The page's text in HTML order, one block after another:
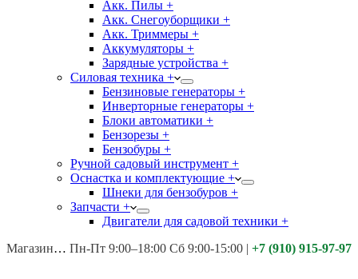
Акк. Пилы +
Акк. Снегоуборщики +
Акк. Триммеры +
Аккумуляторы +
Зарядные устройства +
Силовая техника +
Бензиновые генераторы +
Инверторные генераторы +
Блоки автоматики +
Бензорезы +
Бензобуры +
Ручной садовый инструмент +
Оснастка и комплектующие +
Шнеки для бензобуров +
Запчасти +
Двигатели для садовой техники +
Магазины: Калуга ул. Московская д.113
Пн-Пт 9:00–18:00 Сб 9:00-15:00 | +7 (910) 915-97-97